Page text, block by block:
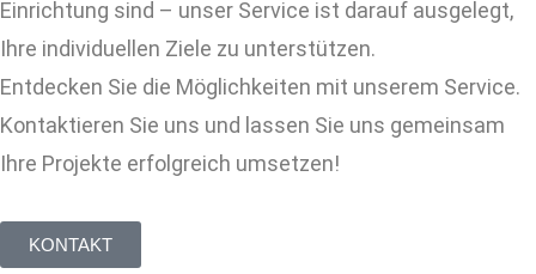
Einrichtung sind – unser Service ist darauf ausgelegt,
Ihre individuellen Ziele zu unterstützen.
Entdecken Sie die Möglichkeiten mit unserem Service.
Kontaktieren Sie uns und lassen Sie uns gemeinsam
Ihre Projekte erfolgreich umsetzen!
KONTAKT